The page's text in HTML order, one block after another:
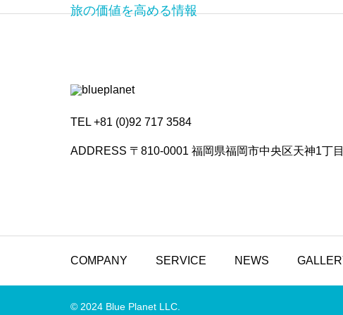
旅の価値を高める情報
TEL +81 (0)92 717 3584
ADDRESS 〒810-0001 福岡県福岡市中央区天神1丁
COMPANY SERVICE NEWS
© 2024 Blue Planet LLC.